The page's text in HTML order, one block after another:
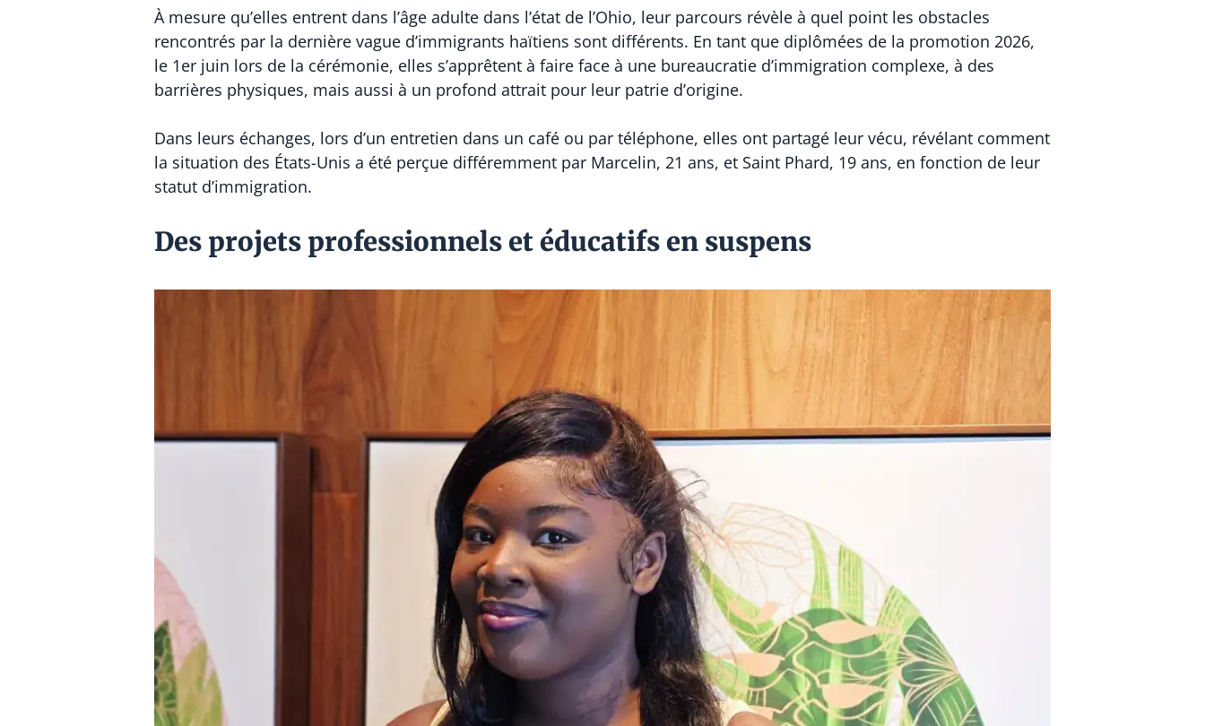
À mesure qu’elles entrent dans l’âge adulte dans l’état de l’Ohio, leur parcours révèle à quel point les obstacles
rencontrés par la dernière vague d’immigrants haïtiens sont différents. En tant que diplômées de la promotion 2026,
le 1er juin lors de la cérémonie, elles s’apprêtent à faire face à une bureaucratie d’immigration complexe, à des
barrières physiques, mais aussi à un profond attrait pour leur patrie d’origine.
Dans leurs échanges, lors d’un entretien dans un café ou par téléphone, elles ont partagé leur vécu, révélant comment
la situation des États-Unis a été perçue différemment par Marcelin, 21 ans, et Saint Phard, 19 ans, en fonction de leur
statut d’immigration.
Des projets professionnels et éducatifs en suspens